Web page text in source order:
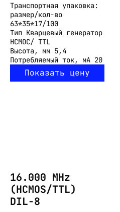
Транспортная упаковка:
размер/кол-во
63*35*17/100
Тип Кварцевый генератор
HCMOC/ TTL
Высота, мм 5,4
Потребляемый ток, мА 20
Показать цену
16.000 MHz
(HCMOS/TTL)
DIL-8